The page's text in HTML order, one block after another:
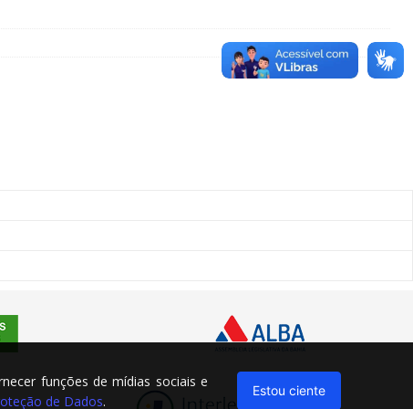
funções de mídias sociais e
de Dados.
Estou ciente